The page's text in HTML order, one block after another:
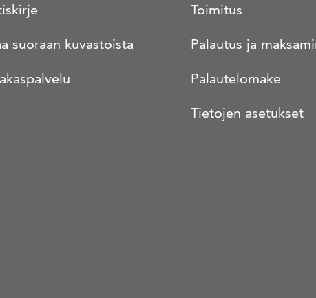
suoraan kuvastoista
Toimitus
Palautus ja
Palautelomake
Tietojen asetukset